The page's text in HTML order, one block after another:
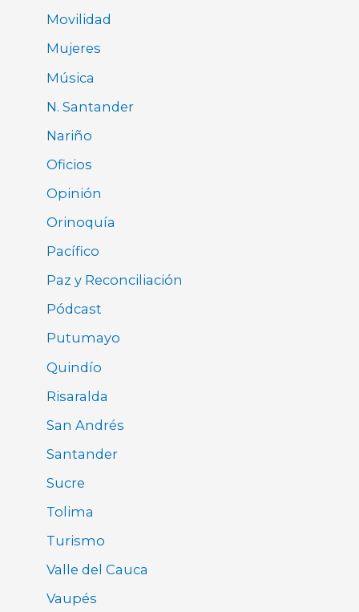
Movilidad
Mujeres
Música
N. Santander
Nariño
Oficios
Opinión
Orinoquía
Pacífico
Paz y Reconciliación
Pódcast
Putumayo
Quindío
Risaralda
San Andrés
Santander
Sucre
Tolima
Turismo
Valle del Cauca
Vaupés